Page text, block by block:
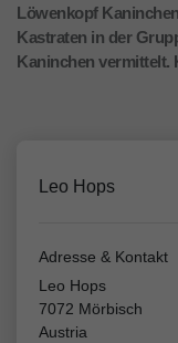
Löwenkopf
Kastraten in der
Kaninchen vermittelt.
Leo Hops
Adresse & Kontakt
Leo Hops
7072 Mörbisch
Austria